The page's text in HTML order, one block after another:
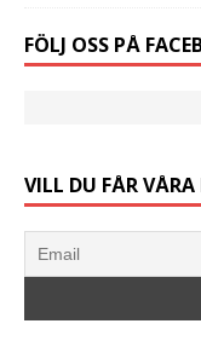
FÖLJ OSS PÅ
VILL DU FÅR